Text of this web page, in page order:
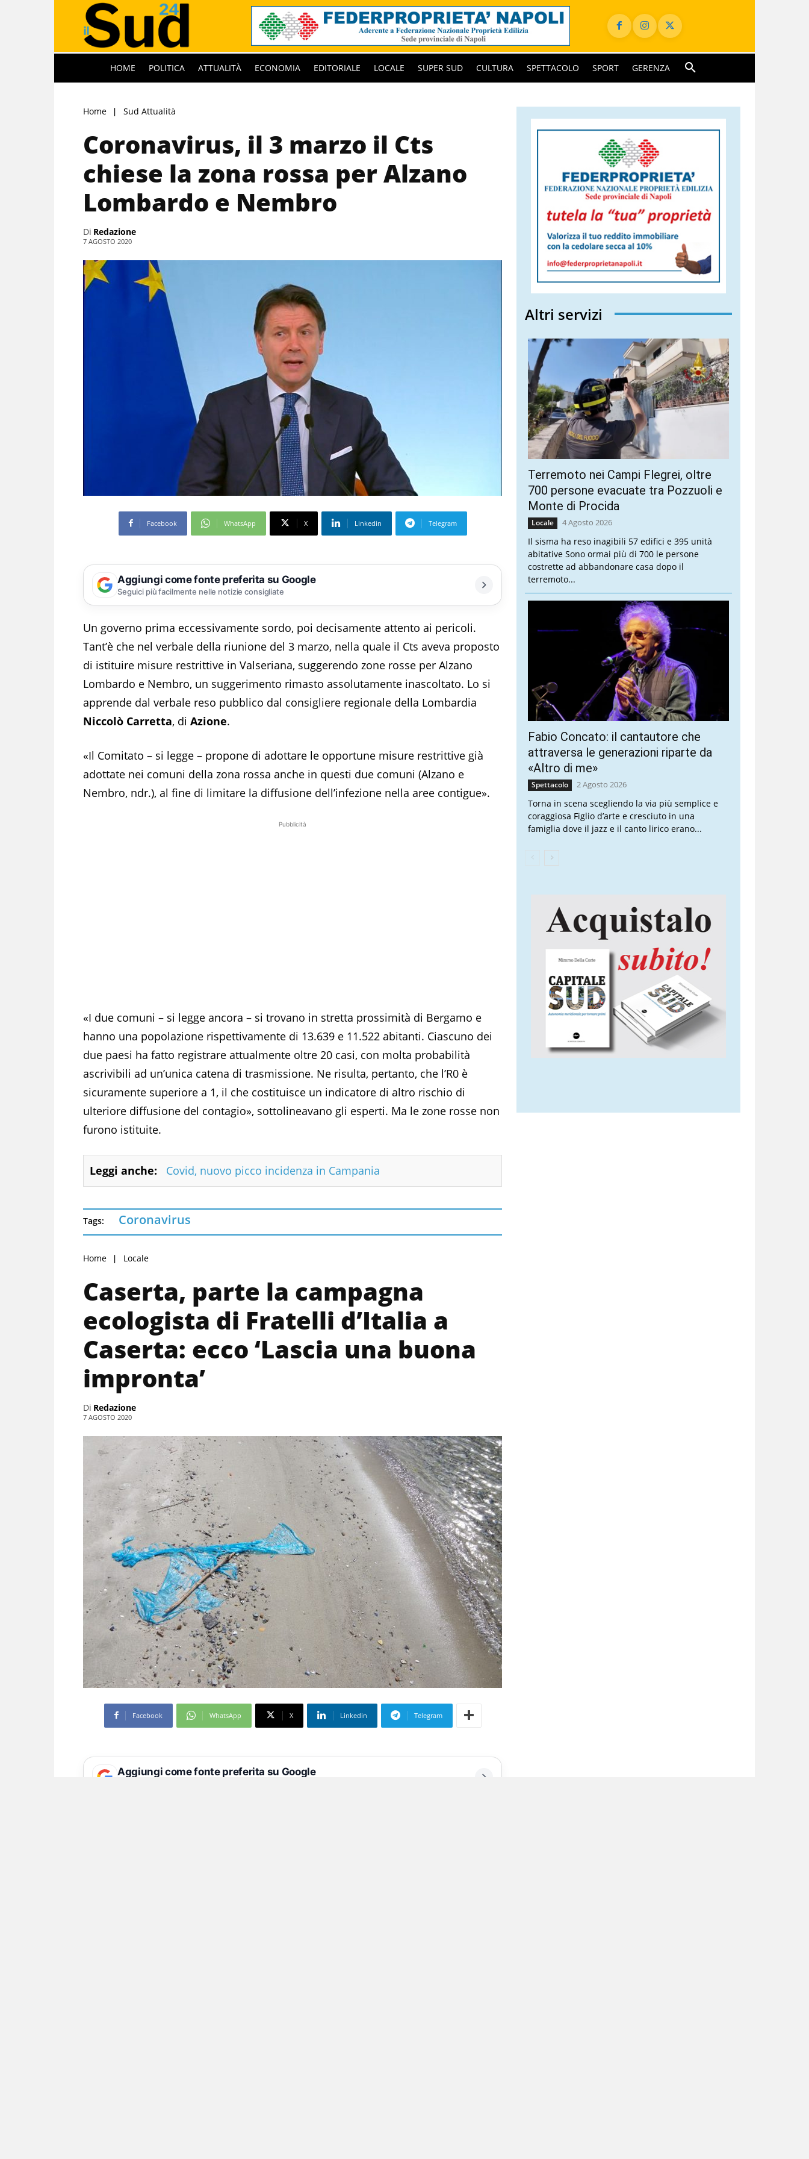
HOME POLITICA ATTUALITÀ ECONOMIA EDITORIALE LOCALE SUPER SUD CULTURA SPETTACOLO SPORT GERENZA
Home Sud Attualità
Coronavirus, il 3 marzo il Cts
chiese la zona rossa per Alzano
Lombardo e Nembro
Di Redazione
7 AGOSTO 2020
Facebook WhatsApp X Linkedin Telegram
Aggiungi come fonte preferita su Google
Seguici più facilmente nelle notizie consigliate
Un governo prima eccessivamente sordo, poi decisamente attento ai pericoli.
Tant’è che nel verbale della riunione del 3 marzo, nella quale il Cts aveva proposto
di istituire misure restrittive in Valseriana, suggerendo zone rosse per Alzano
Lombardo e Nembro, un suggerimento rimasto assolutamente inascoltato. Lo si
apprende dal verbale reso pubblico dal consigliere regionale della Lombardia
Niccolò Carretta, di Azione.
«Il Comitato – si legge – propone di adottare le opportune misure restrittive già
adottate nei comuni della zona rossa anche in questi due comuni (Alzano e
Nembro, ndr.), al fine di limitare la diffusione dell’infezione nella aree contigue».
Pubblicità
«I due comuni – si legge ancora – si trovano in stretta prossimità di Bergamo e
hanno una popolazione rispettivamente di 13.639 e 11.522 abitanti. Ciascuno dei
due paesi ha fatto registrare attualmente oltre 20 casi, con molta probabilità
ascrivibili ad un’unica catena di trasmissione. Ne risulta, pertanto, che l’R0 è
sicuramente superiore a 1, il che costituisce un indicatore di altro rischio di
ulteriore diffusione del contagio», sottolineavano gli esperti. Ma le zone rosse non
furono istituite.
Leggi anche: Covid, nuovo picco incidenza in Campania
Tags: Coronavirus
Home Locale
Caserta, parte la campagna
ecologista di Fratelli d’Italia a
Caserta: ecco ‘Lascia una buona
impronta’
Di Redazione
7 AGOSTO 2020
Facebook WhatsApp X Linkedin Telegram
Aggiungi come fonte preferita su Google
Altri servizi
Terremoto nei Campi Flegrei, oltre
700 persone evacuate tra Pozzuoli e
Monte di Procida
Locale 4 Agosto 2026
Il sisma ha reso inagibili 57 edifici e 395 unità
abitative Sono ormai più di 700 le persone
costrette ad abbandonare casa dopo il
terremoto...
Fabio Concato: il cantautore che
attraversa le generazioni riparte da
«Altro di me»
Spettacolo 2 Agosto 2026
Torna in scena scegliendo la via più semplice e
coraggiosa Figlio d’arte e cresciuto in una
famiglia dove il jazz e il canto lirico erano...